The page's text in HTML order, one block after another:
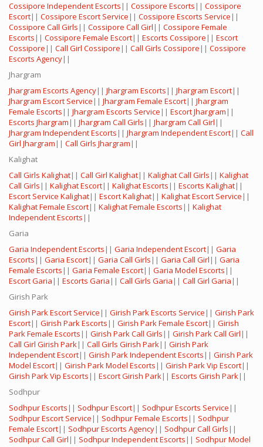
Cossipore Independent Escorts || Cossipore Escorts || Cossipore
Escort|| Cossipore Escort Service || Cossipore Escorts Service ||
Cossipore Call Girls || Cossipore Call Girl || Cossipore Female
Escorts || Cossipore Female Escort|| Escorts Cossipore || Escort
Cossipore || Call Girl Cossipore || Call Girls Cossipore || Cossipore
Escorts Agency||
Jhargram
Jhargram Escorts Agency|| Jhargram Escorts || Jhargram Escort||
Jhargram Escort Service || Jhargram Female Escort|| Jhargram
Female Escorts || Jhargram Escorts Service || Escort Jhargram ||
Escorts Jhargram || Jhargram Call Girls || Jhargram Call Girl ||
Jhargram Independent Escorts || Jhargram Independent Escort|| Call
Girl Jhargram || Call Girls Jhargram ||
Kalighat
Call Girls Kalighat|| Call Girl Kalighat|| Kalighat Call Girls || Kalighat
Call Girls || Kalighat Escort|| Kalighat Escorts || Escorts Kalighat||
Escort Service Kalighat|| Escort Kalighat|| Kalighat Escort Service ||
Kalighat Female Escort|| Kalighat Female Escorts || Kalighat
Independent Escorts ||
Garia
Garia Independent Escorts || Garia Independent Escort|| Garia
Escorts || Garia Escort|| Garia Call Girls || Garia Call Girl || Garia
Female Escorts || Garia Female Escort|| Garia Model Escorts ||
Escort Garia || Escorts Garia || Call Girls Garia || Call Girl Garia ||
Girish Park
Girish Park Escort Service || Girish Park Escorts Service || Girish Park
Escort|| Girish Park Escorts || Girish Park Female Escort|| Girish
Park Female Escorts || Girish Park Call Girls || Girish Park Call Girl ||
Call Girl Girish Park|| Call Girls Girish Park|| Girish Park
Independent Escort|| Girish Park Independent Escorts || Girish Park
Model Escort|| Girish Park Model Escorts || Girish Park Vip Escort||
Girish Park Vip Escorts || Escort Girish Park|| Escorts Girish Park||
Sodhpur
Sodhpur Escorts || Sodhpur Escort|| Sodhpur Escorts Service ||
Sodhpur Escort Service || Sodhpur Female Escorts || Sodhpur
Female Escort|| Sodhpur Escorts Agency|| Sodhpur Call Girls ||
Sodhpur Call Girl || Sodhpur Independent Escorts || Sodhpur Model